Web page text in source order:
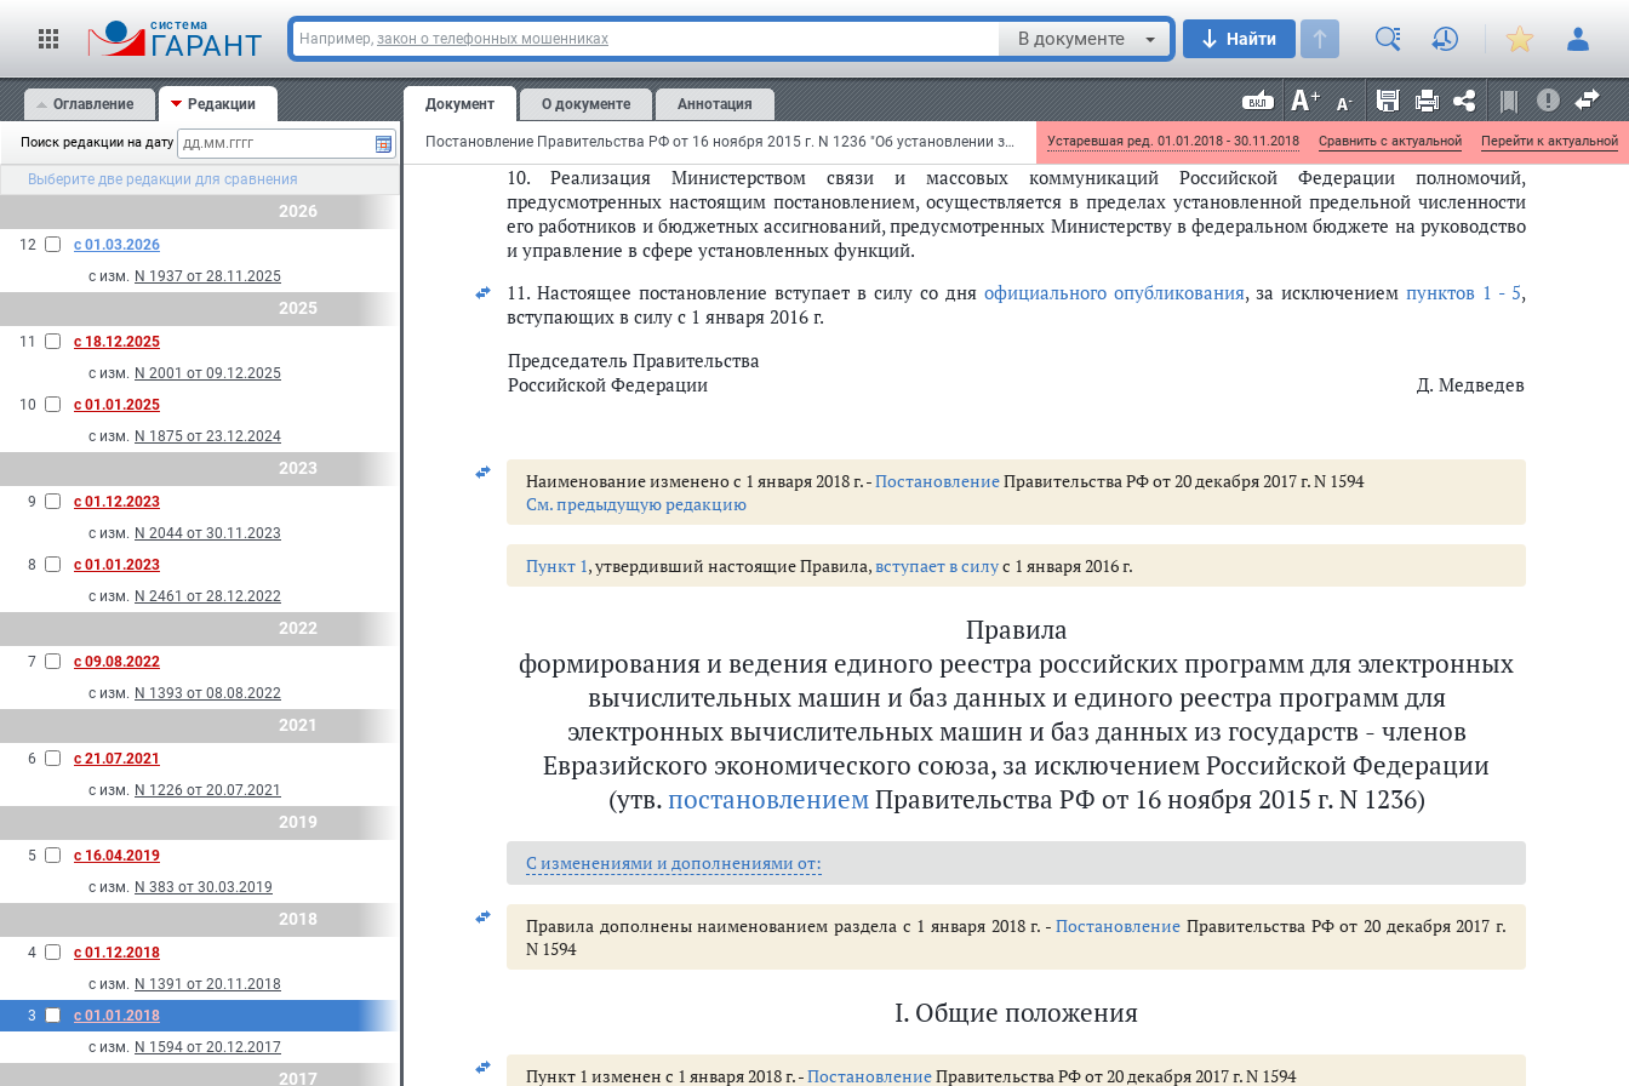
cистема
ГАРАНТ Например, закон о телефонных мошенниках В документе Найти
Оглавление Редакции
Поиск редакции на дату
Выберите две редакции для сравнения
2026
12
с 01.03.2026
с изм. N 1937 от 28.11.2025
2025
11
с 18.12.2025
с изм. N 2001 от 09.12.2025
10
с 01.01.2025
с изм. N 1875 от 23.12.2024
2023
9
с 01.12.2023
с изм. N 2044 от 30.11.2023
8
с 01.01.2023
с изм. N 2461 от 28.12.2022
2022
7
с 09.08.2022
с изм. N 1393 от 08.08.2022
2021
6
с 21.07.2021
с изм. N 1226 от 20.07.2021
2019
5
с 16.04.2019
с изм. N 383 от 30.03.2019
2018
4
с 01.12.2018
с изм. N 1391 от 20.11.2018
3
с 01.01.2018
с изм. N 1594 от 20.12.2017
2017
Документ О документе Аннотация
Постановление Правительства РФ от 16 ноября 2015 г. N 1236 "Об установлении запрета на допуск программного обеспечения, происходящего из иностранных государств, для целей осуществления закупок для обеспечения государственных и муниципальных нужд" Устаревшая ред. 01.01.2018 - 30.11.2018 Сравнить с актуальной Перейти к актуальной
иностранных дел Российской Федерации и Министерством экономического развития Российской Федерации в 6-
месячный срок представить в Правительство Российской Федерации предложения по предоставлению для
программного обеспечения, происходящего из государств - членов Евразийского экономического союза, условий
допуска для целей осуществления закупок для обеспечения государственных и муниципальных нужд, равных
условиям, предусмотренным настоящим постановлением для программного обеспечения, сведения о котором
включены в реестр.
10. Реализация Министерством связи и массовых коммуникаций Российской Федерации полномочий,
предусмотренных настоящим постановлением, осуществляется в пределах установленной предельной численности
его работников и бюджетных ассигнований, предусмотренных Министерству в федеральном бюджете на руководство
и управление в сфере установленных функций.
11. Настоящее постановление вступает в силу со дня официального опубликования, за исключением пунктов 1 - 5,
вступающих в силу с 1 января 2016 г.
Председатель Правительства
Российской Федерации
Д. Медведев
Наименование изменено с 1 января 2018 г. -ПостановлениеПравительства РФ от 20 декабря 2017 г. N 1594
См. предыдущую редакцию
Пункт 1, утвердивший настоящие Правила,вступает в силус 1 января 2016 г.
Правила
формирования и ведения единого реестра российских программ для электронных
вычислительных машин и баз данных и единого реестра программ для
электронных вычислительных машин и баз данных из государств - членов
Евразийского экономического союза, за исключением Российской Федерации
(утв.постановлениемПравительства РФ от 16 ноября 2015 г. N 1236)
С изменениями и дополнениями от:
Правила дополнены наименованием раздела с 1 января 2018 г. -Постановление Правительства РФ от 20 декабря 2017 г.
N 1594
I. Общие положения
Пункт 1 изменен с 1 января 2018 г. -ПостановлениеПравительства РФ от 20 декабря 2017 г. N 1594